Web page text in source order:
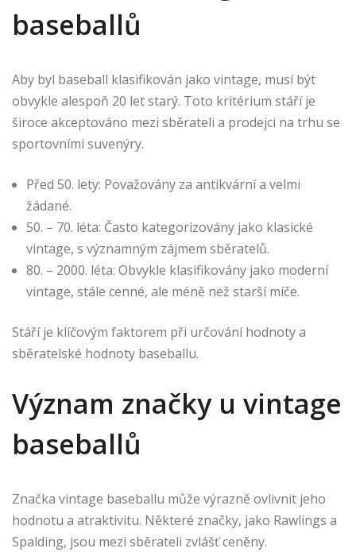
baseballů
Aby byl baseball klasifikován jako vintage, musí být
obvykle alespoň 20 let starý. Toto kritérium stáří je
široce akceptováno mezi sběrateli a prodejci na trhu se
sportovními suvenýry.
Před 50. lety: Považovány za antikvární a velmi
žádané.
50. – 70. léta: Často kategorizovány jako klasické
vintage, s významným zájmem sběratelů.
80. – 2000. léta: Obvykle klasifikovány jako moderní
vintage, stále cenné, ale méně než starší míče.
Stáří je klíčovým faktorem při určování hodnoty a
sběratelské hodnoty baseballu.
Význam značky u vintage
baseballů
Značka vintage baseballu může výrazně ovlivnit jeho
hodnotu a atraktivitu. Některé značky, jako Rawlings a
Spalding, jsou mezi sběrateli zvlášť ceněny.